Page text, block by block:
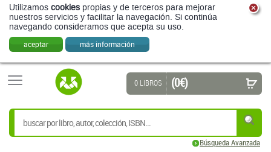
Utilizamos cookies propias y de terceros para mejorar
nuestros servicios y facilitar la navegación. Si continúa
navegando consideramos que acepta su uso.
aceptar más información
Búsqueda Avanzada
0 LIBROS (0 €)